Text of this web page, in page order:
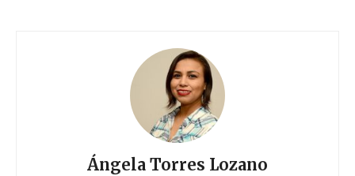
Ángela Torres Lozano